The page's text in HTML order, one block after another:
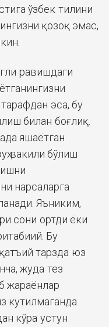
ўзбек тилини
қозоқ эмас,
равишдаги
эса, бу
билан боғлиқ.
яшаётган
вакили бўлиш
нарсаларга
Яъниким,
сони ортди ёки
Бу
тарзда юз
жуда тез
жараёнлар
кутилмаганда
кўра устун